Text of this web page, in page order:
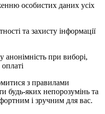
особистих даних усіх
та захисту інформації
анонімність при виборі,
з правилами
будь-яких непорозумінь та
і зручним для вас.